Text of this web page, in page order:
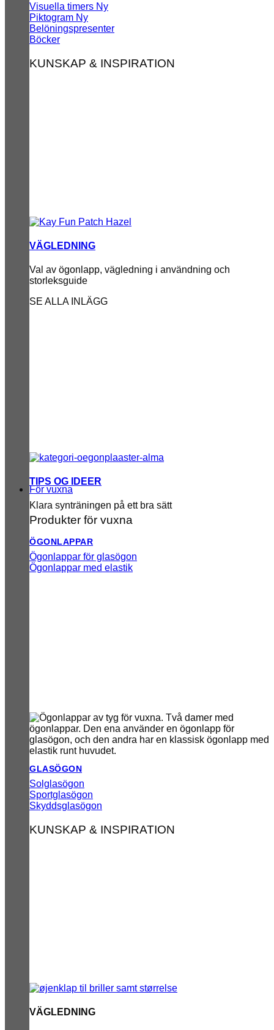
Visuella timers
Piktogram
Belöningspresenter
Böcker
KUNSKAP & INSPIRATION
VÄGLEDNING
Val av ögonlapp, vägledning i användning och
storleksguide
SE ALLA INLÄGG
TIPS OG IDEER
Klara synträningen på ett bra sätt
För vuxna
Produkter för vuxna
ÖGONLAPPAR
Ögonlappar för glasögon
Ögonlappar med elastik
GLASÖGON
Solglasögon
Sportglasögon
Skyddsglasögon
KUNSKAP & INSPIRATION
VÄGLEDNING